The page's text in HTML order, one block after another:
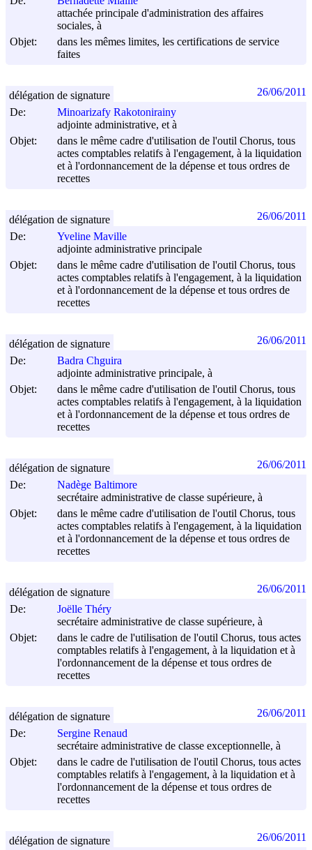
attachée principale d'administration des affaires
sociales, à
Objet:
dans les mêmes limites, les certifications de service
faites
De:
Minoarizafy Rakotonirainy
adjointe administrative, et à
Objet:
dans le même cadre d'utilisation de l'outil Chorus, tous
actes comptables relatifs à l'engagement, à la liquidation
et à l'ordonnancement de la dépense et tous ordres de
recettes
délégation de signature 26/06/2011
De:
Yveline Maville
adjointe administrative principale
Objet:
dans le même cadre d'utilisation de l'outil Chorus, tous
actes comptables relatifs à l'engagement, à la liquidation
et à l'ordonnancement de la dépense et tous ordres de
recettes
délégation de signature 26/06/2011
De:
Badra Chguira
adjointe administrative principale, à
Objet:
dans le même cadre d'utilisation de l'outil Chorus, tous
actes comptables relatifs à l'engagement, à la liquidation
et à l'ordonnancement de la dépense et tous ordres de
recettes
délégation de signature 26/06/2011
De:
Nadège Baltimore
secrétaire administrative de classe supérieure, à
Objet:
dans le même cadre d'utilisation de l'outil Chorus, tous
actes comptables relatifs à l'engagement, à la liquidation
et à l'ordonnancement de la dépense et tous ordres de
recettes
délégation de signature 26/06/2011
De:
Joëlle Théry
secrétaire administrative de classe supérieure, à
Objet:
dans le cadre de l'utilisation de l'outil Chorus, tous actes
comptables relatifs à l'engagement, à la liquidation et à
l'ordonnancement de la dépense et tous ordres de
recettes
délégation de signature 26/06/2011
De:
Sergine Renaud
secrétaire administrative de classe exceptionnelle, à
Objet:
dans le cadre de l'utilisation de l'outil Chorus, tous actes
comptables relatifs à l'engagement, à la liquidation et à
l'ordonnancement de la dépense et tous ordres de
recettes
délégation de signature 26/06/2011
délégation de signature 26/06/2011